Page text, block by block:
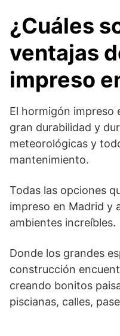
¿Cuáles
ventajas
impreso
El hormigón impreso
gran durabilidad y
meteorológicas y
mantenimiento.
Todas las opciones
impreso en Madrid y
ambientes increíbles.
Donde los grandes
construcción
creando bonitos
piscianas, calles,